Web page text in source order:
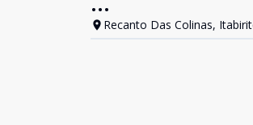
Recanto Das Colinas,